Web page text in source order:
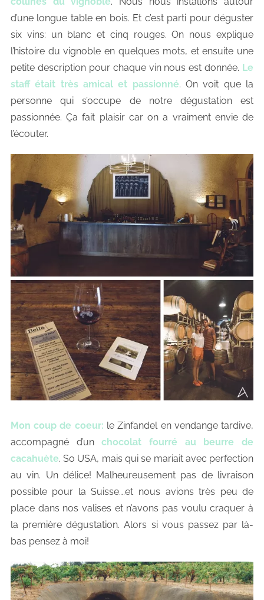
d’une longue table en bois. Et c’est parti pour déguster
six vins: un blanc et cinq rouges. On nous explique
l’histoire du vignoble en quelques mots, et ensuite une
petite description pour chaque vin nous est donnée. Le
staff était très amical et passionné. On voit que la
personne qui s’occupe de notre dégustation est
passionnée. Ça fait plaisir car on a vraiment envie de
l’écouter.
Mon coup de coeur: le Zinfandel en vendange tardive,
accompagné d’unchocolat fourré au beurre de
cacahuète. So USA, mais qui se mariait avec perfection
au vin. Un délice! Malheureusement pas de livraison
possible pour la Suisse….et nous avions très peu de
place dans nos valises et n’avons pas voulu craquer à
la première dégustation. Alors si vous passez par là-
bas pensez à moi!